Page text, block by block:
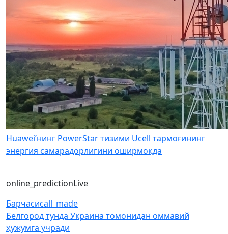
Huawei’нинг PowerStar тизими Ucell тармоғининг
энергия самарадорлигини оширмоқда
online_predictionLive
Барчасиcall_made
Белгород тунда Украина томонидан оммавий
ҳужумга учради